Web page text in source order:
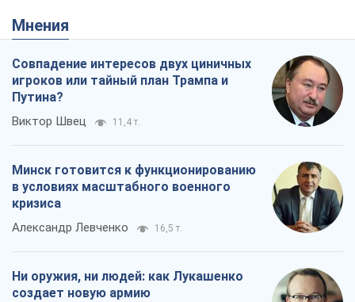
Мнения
Совпадение интересов двух циничных
игроков или тайный план Трампа и
Путина?
Виктор Швец 11,4 т.
Минск готовится к функционированию
в условиях масштабного военного
кризиса
Александр Левченко 16,5 т.
Ни оружия, ни людей: как Лукашенко
создает новую армию